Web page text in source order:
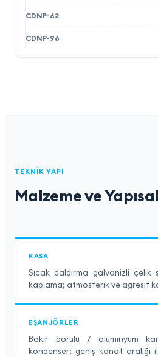
TEKNIK YAPI
Malzeme ve
KASA
Sıcak daldırma galvanizli
kaplama; atmosferik ve agresif
EŞANJÖRLER
Bakır borulu / alüminyum
kondenser; geniş kanat aralığı